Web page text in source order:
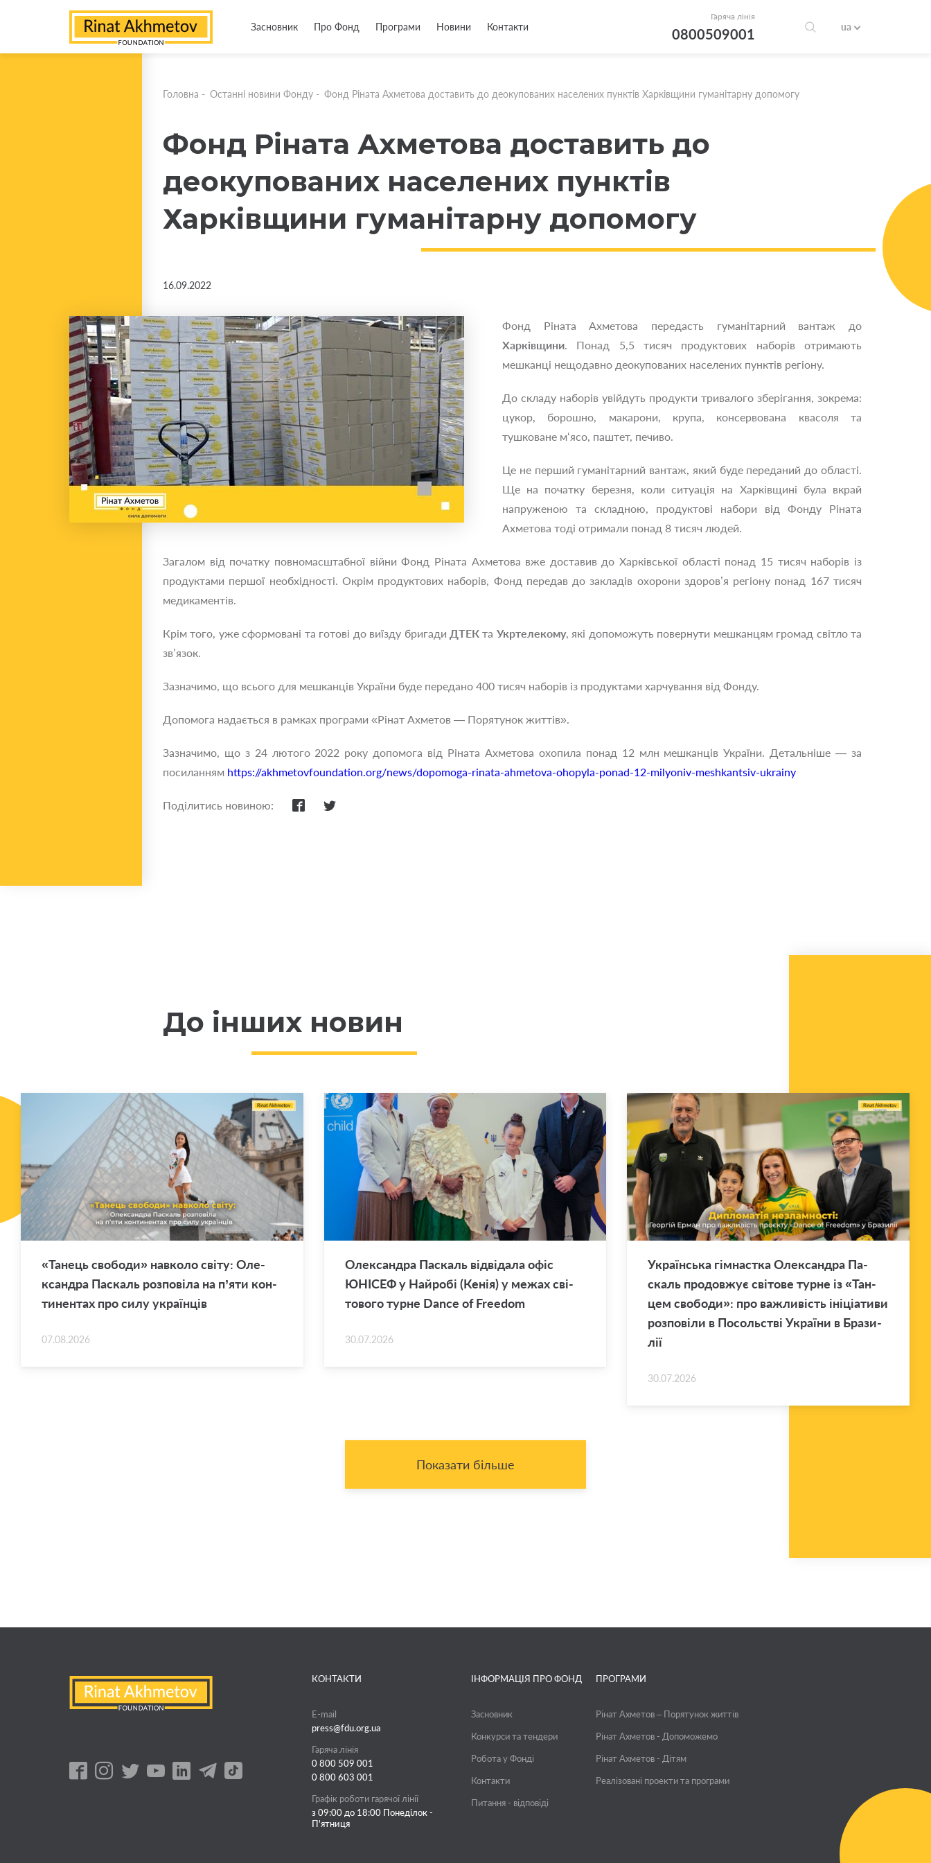
Засновник Про Фонд Програми Новини Контакти
Гаряча лінія
0800509001 ua
Головна - Останні новини Фонду - Фонд Ріната Ахметова доставить до деокупованих населених пунктів Харківщини гуманітарну допомогу
Фонд Ріната Ахметова доставить до
деокупованих населених пунктів
Харківщини гуманітарну допомогу
16.09.2022
Фонд Ріната Ахметова передасть гуманітарний вантаж до
Харківщини. Понад 5,5 тисяч продуктових наборів отримають
мешканці нещодавно деокупованих населених пунктів регіону.
До складу наборів увійдуть продукти тривалого зберігання, зокрема:
цукор, борошно, макарони, крупа, консервована квасоля та
тушковане м‘ясо, паштет, печиво.
Це не перший гуманітарний вантаж, який буде переданий до області.
Ще на початку березня, коли ситуація на Харківщині була вкрай
напруженою та складною, продуктові набори від Фонду Ріната
Ахметова тоді отримали понад 8 тисяч людей.
Загалом від початку повномасштабної війни Фонд Ріната Ахметова вже доставив до Харківської області понад 15 тисяч наборів із
продуктами першої необхідності. Окрім продуктових наборів, Фонд передав до закладів охорони здоров’я регіону понад 167 тисяч
медикаментів.
Крім того, уже сформовані та готові до виїзду бригади ДТЕК та Укртелекому, які допоможуть повернути мешканцям громад світло та
зв’язок.
Зазначимо, що всього для мешканців України буде передано 400 тисяч наборів із продуктами харчування від Фонду.
Допомога надається в рамках програми «Рінат Ахметов — Порятунок життів».
Зазначимо, що з 24 лютого 2022 року допомога від Ріната Ахметова охопила понад 12 млн мешканців України. Детальніше — за
посиланням https://akhmetovfoundation.org/news/dopomoga-rinata-ahmetova-ohopyla-ponad-12-milyoniv-meshkantsiv-ukrainy
Поділитись новиною:
До інших новин
«Та­нець сво­бо­ди» нав­ко­ло світу: Оле­
ксан­дра Па­скаль роз­по­ві­ла на п’яти кон­
ти­нен­тах про силу укра­їн­ців
07.08.2026
Оле­ксан­дра Па­скаль від­ві­да­ла офіс
ЮНІ­СЕФ у Най­ро­бі (Кенія) у межах сві­
то­во­го турне Dance of Freedom
30.07.2026
Укра­їн­ська гім­нас­тка Оле­ксан­дра Па­
скаль про­дов­жує сві­то­ве турне із «Тан­
цем сво­бо­ди»: про ва­жли­вість іні­ці­а­ти­ви
роз­по­ві­ли в По­соль­стві Укра­ї­ни в Бра­зи­
лії
30.07.2026
Показати більше
КОНТАКТИ
E-mail
press@fdu.org.ua
Гаряча лінія
0 800 509 001
0 800 603 001
Графік роботи гарячої лінії
з 09:00 до 18:00 Понеділок -
П'ятниця
ІНФОРМАЦІЯ ПРО ФОНД
Засновник
Конкурси та тендери
Робота у Фонді
Контакти
Питання - відповіді
ПРОГРАМИ
Рінат Ахметов – Порятунок життів
Рінат Ахметов - Допоможемо
Рінат Ахметов - Дітям
Реалізовані проекти та програми